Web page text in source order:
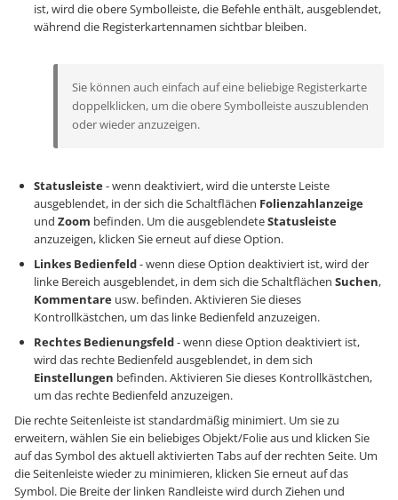
ist, wird die obere Symbolleiste, die Befehle enthält, ausgeblendet,
während die Registerkartennamen sichtbar bleiben.
Sie können auch einfach auf eine beliebige Registerkarte
doppelklicken, um die obere Symbolleiste auszublenden
oder wieder anzuzeigen.
Statusleiste- wenn deaktiviert, wird die unterste Leiste
ausgeblendet, in der sich die Schaltflächen Folienzahlanzeige
und Zoom befinden. Um die ausgeblendeteStatusleiste
anzuzeigen, klicken Sie erneut auf diese Option.
Linkes Bedienfeld- wenn diese Option deaktiviert ist, wird der
linke Bereich ausgeblendet, in dem sich die Schaltflächen Suchen,
Kommentare usw. befinden. Aktivieren Sie dieses
Kontrollkästchen, um das linke Bedienfeld anzuzeigen.
Rechtes Bedienungsfeld- wenn diese Option deaktiviert ist,
wird das rechte Bedienfeld ausgeblendet, in dem sich
Einstellungen befinden. Aktivieren Sie dieses Kontrollkästchen,
um das rechte Bedienfeld anzuzeigen.
Die rechte Seitenleiste ist standardmäßig minimiert. Um sie zu
erweitern, wählen Sie ein beliebiges Objekt/Folie aus und klicken Sie
auf das Symbol des aktuell aktivierten Tabs auf der rechten Seite. Um
die Seitenleiste wieder zu minimieren, klicken Sie erneut auf das
Symbol. Die Breite der linken Randleiste wird durch Ziehen und